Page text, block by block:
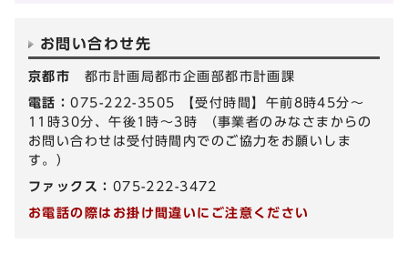
お問い合わせ先
京都市 都市計画局都市企画部都市計画課
電話：075-222-3505 【受付時間】午前8時45分～
11時30分、午後1時～3時 （事業者のみなさまからの
お問い合わせは受付時間内でのご協力をお願いしま
す。）
ファックス： 075-222-3472
お電話の際はお掛け間違いにご注意ください